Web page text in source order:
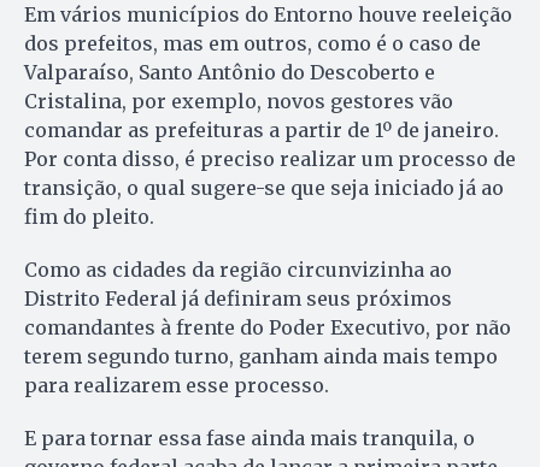
Em vários municípios do Entorno houve reeleição
dos prefeitos, mas em outros, como é o caso de
Valparaíso, Santo Antônio do Descoberto e
Cristalina, por exemplo, novos gestores vão
comandar as prefeituras a partir de 1º de janeiro.
Por conta disso, é preciso realizar um processo de
transição, o qual sugere-se que seja iniciado já ao
fim do pleito.
Como as cidades da região circunvizinha ao
Distrito Federal já definiram seus próximos
comandantes à frente do Poder Executivo, por não
terem segundo turno, ganham ainda mais tempo
para realizarem esse processo.
E para tornar essa fase ainda mais tranquila, o